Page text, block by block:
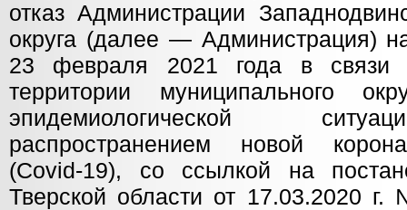
отказ Администрации
округа (далее — Администрация)
23 февраля 2021 года в связи
территории муниципального
эпидемиологической
распространением новой
(Covid-19), со ссылкой на
Тверской области от 17.03.2020